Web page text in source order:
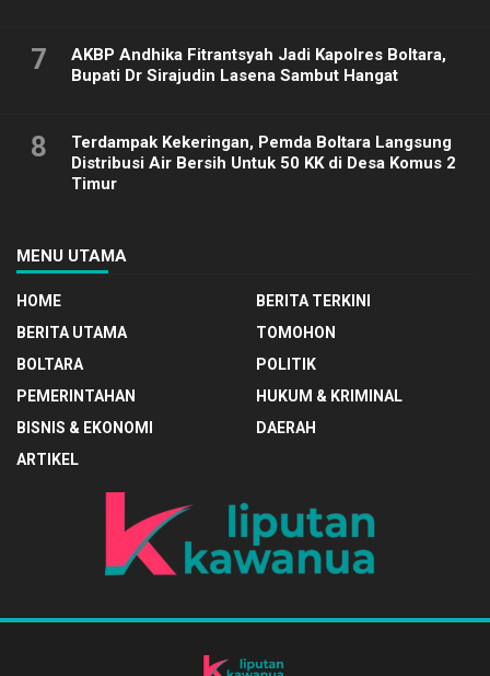
7
AKBP Andhika Fitrantsyah Jadi Kapolres Boltara,
Bupati Dr Sirajudin Lasena Sambut Hangat
8
Terdampak Kekeringan, Pemda Boltara Langsung
Distribusi Air Bersih Untuk 50 KK di Desa Komus 2
Timur
MENU UTAMA
HOME
BERITA TERKINI
BERITA UTAMA
TOMOHON
BOLTARA
POLITIK
PEMERINTAHAN
HUKUM & KRIMINAL
BISNIS & EKONOMI
DAERAH
ARTIKEL